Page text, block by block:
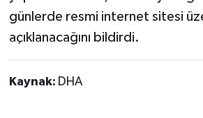
günlerde resmi internet sitesi
açıklanacağını bildirdi.
Kaynak: DHA